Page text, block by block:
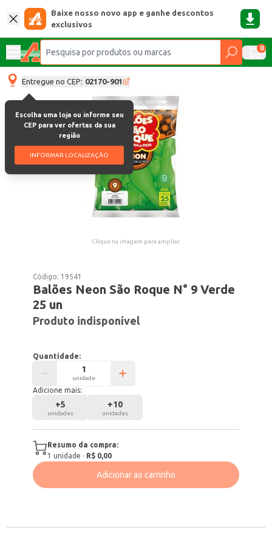
Baixe nosso novo app e ganhe descontos
exclusivos
0
Entregue no CEP: 02170-901
Escolha uma loja ou informe seu
CEP para ver ofertas da sua
região
INFORMAR LOCALIZAÇÃO
Clique na imagem para ampliar.
Código: 19541
Balões Neon São Roque N° 9 Verde
25 un
Produto indisponível
Quantidade:
unidade
Adicione mais:
+5
unidades
+10
unidades
Resumo da compra:
1 unidade · R$ 0,00
Adicionar ao carrinho